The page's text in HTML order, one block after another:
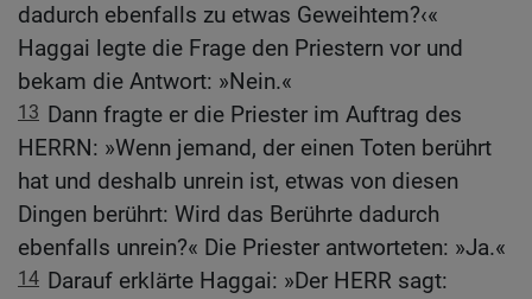
dadurch ebenfalls zu etwas Geweihtem?‹«
Haggai legte die Frage den Priestern vor und
bekam die Antwort: »Nein.«
13 Dann fragte er die Priester im Auftrag des
HERRN: »Wenn jemand, der einen Toten berührt
hat und deshalb unrein ist, etwas von diesen
Dingen berührt: Wird das Berührte dadurch
ebenfalls unrein?« Die Priester antworteten: »Ja.«
14 Darauf erklärte Haggai: »Der HERR sagt: